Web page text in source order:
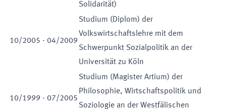
Solidarität)
10/2005 - 04/2009
Studium (Diplom) der
Volkswirtschaftslehre mit dem
Schwerpunkt Sozialpolitik an der
Universität zu Köln
10/1999 - 07/2005
Studium (Magister Artium) der
Philosophie, Wirtschaftspolitik und
Soziologie an der Westfälischen